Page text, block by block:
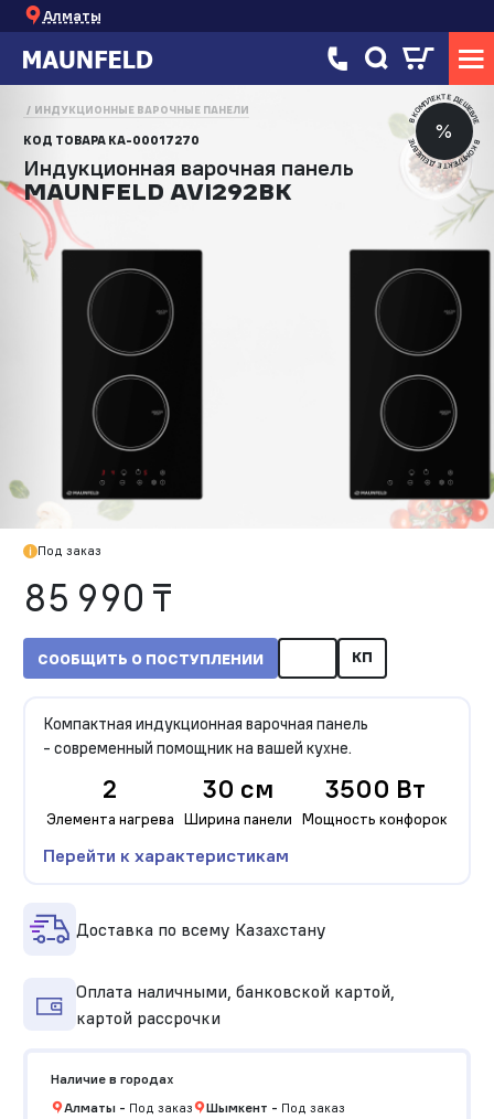
Алматы
%
В КОМПЛЕКТЕ ДЕШЕВЛЕ
В КОМПЛЕКТЕ ДЕШЕВЛЕ
ИНДУКЦИОННЫЕ ВАРОЧНЫЕ ПАНЕЛИ
КОД ТОВАРА КА-00017270
Индукционная варочная панель
MAUNFELD AVI292BK
Под заказ
85 990 ₸
СООБЩИТЬ О ПОСТУПЛЕНИИ КП
Компактная индукционная варочная панель
- современный помощник на вашей кухне.
2
Элемента нагрева
30 см
Ширина панели
3500 Вт
Мощность конфорок
Перейти к характеристикам
Доставка по всему Казахстану
Оплата наличными, банковской картой,
картой рассрочки
Наличие в городах
Алматы- Под заказ Шымкент - Под заказ